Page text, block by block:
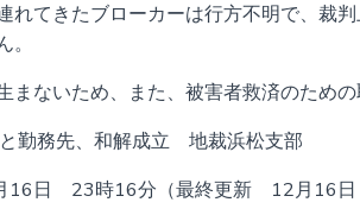
れてきたブローカーは行方不明で、裁
ないため、また、被害者救済のための
勤務先、和解成立 地裁浜松支部
16日 23時16分（最終更新 12月16日